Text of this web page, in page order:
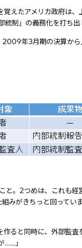
えたアメリカ政府は
制」の義務化を打ち出
年3月期の決算か
と。2つめは、これも
みがきちっと回ってい
ると同時に、外部監
……」